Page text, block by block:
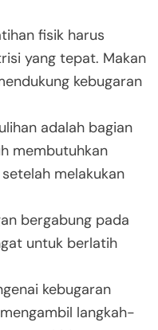
fisik harus
yang tepat. Makan
kebugaran
adalah bagian
membutuhkan
melakukan
bergabung pada
untuk berlatih
kebugaran
langkah-